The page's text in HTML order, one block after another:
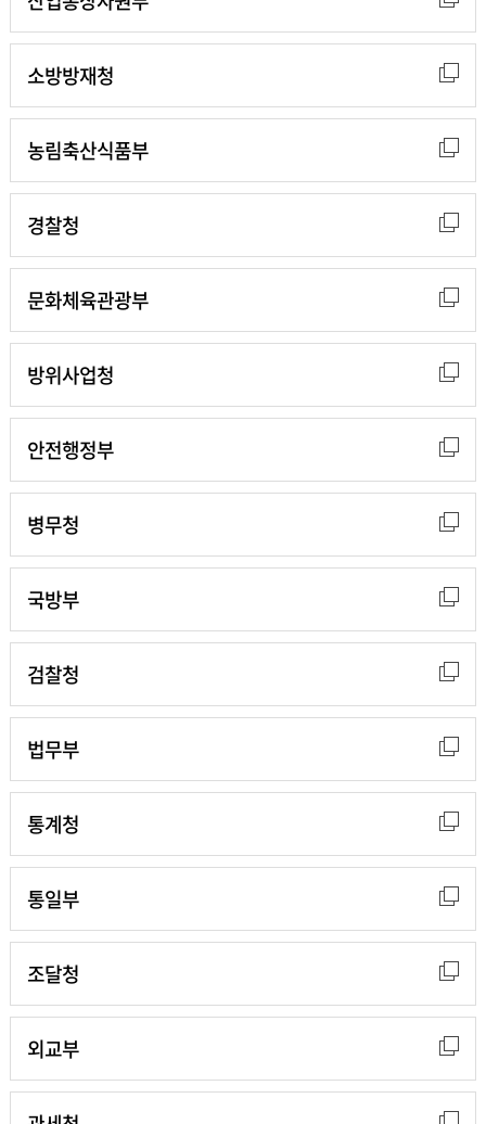
소방방재청
농림축산식품부
경찰청
문화체육관광부
방위사업청
안전행정부
병무청
국방부
검찰청
법무부
통계청
통일부
조달청
외교부